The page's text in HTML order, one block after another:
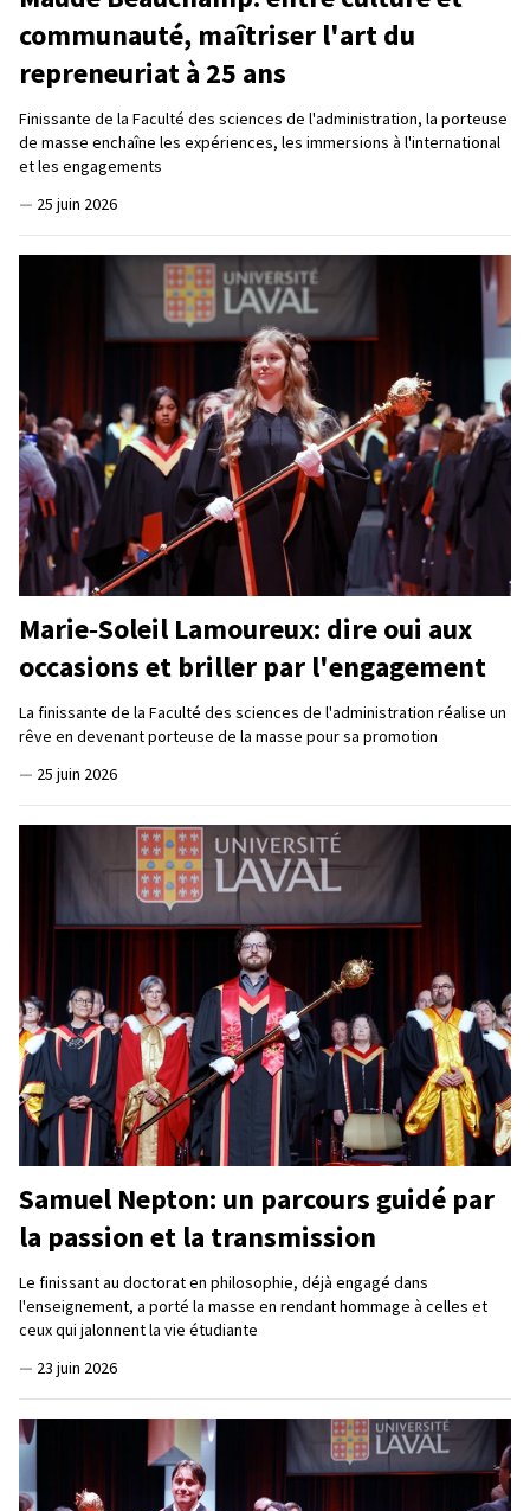
communauté, maîtriser l'art du
repreneuriat à 25 ans
Finissante de la Faculté des sciences de l'administration, la porteuse
de masse enchaîne les expériences, les immersions à l'international
et les engagements
— 25 juin 2026
Marie‑Soleil Lamoureux: dire oui aux
occasions et briller par l'engagement
La finissante de la Faculté des sciences de l'administration réalise un
rêve en devenant porteuse de la masse pour sa promotion
— 25 juin 2026
Samuel Nepton: un parcours guidé par
la passion et la transmission
Le finissant au doctorat en philosophie, déjà engagé dans
l'enseignement, a porté la masse en rendant hommage à celles et
ceux qui jalonnent la vie étudiante
— 23 juin 2026